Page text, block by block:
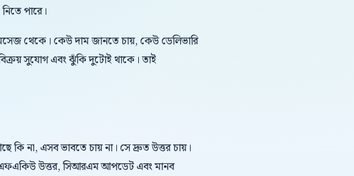
পারে।
থেকে। কেউ দাম জানতে চায়, কেউ ডেলিভারি
সুযোগ এবং ঝুঁকি দুটোই থাকে। তাই
কি না, এসব ভাবতে চায় না। সে দ্রুত উত্তর চায়।
এফএকিউ উত্তর, সিআরএম আপডেট এবং মানব